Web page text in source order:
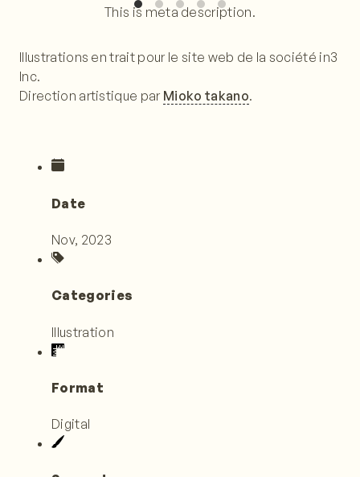
This is meta description.
Illustrations en trait pour le site web de la société in3
Inc.
Direction artistique par Mioko takano.
Date
Nov, 2023
Categories
Illustration
Format
Digital